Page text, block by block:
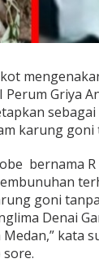
Perum Griya
karung goni
bernama
goni
Denai
kata
sore.